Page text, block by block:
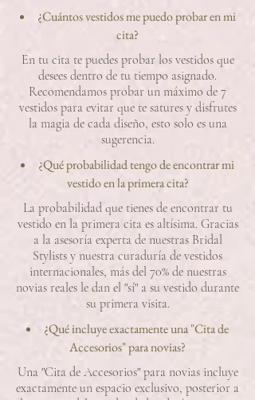
¿Cuántos vestidos me puedo probar en mi
cita?
En tu cita te puedes probar los vestidos que
desees dentro de tu tiempo asignado.
Recomendamos probar un máximo de 7
vestidos para evitar que te satures y disfrutes
la magia de cada diseño, esto solo es una
sugerencia.
¿Qué probabilidad tengo de encontrar mi
vestido en la primera cita?
La probabilidad que tienes de encontrar tu
vestido en la primera cita es altísima. Gracias
a la asesoría experta de nuestras Bridal
Stylists y nuestra curaduría de vestidos
internacionales, más del 70% de nuestras
novias reales le dan el "sí" a su vestido durante
su primera visita.
¿Qué incluye exactamente una "Cita de
Accesorios" para novias?
Una "Cita de Accesorios" para novias incluye
exactamente un espacio exclusivo, posterior a